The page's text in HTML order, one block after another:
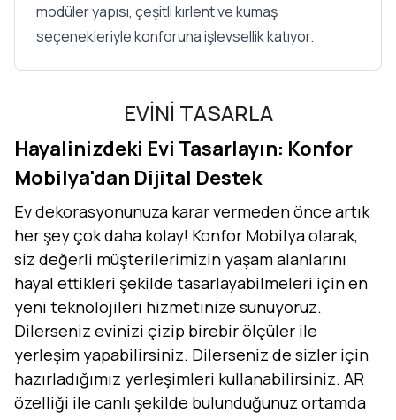
modüler yapısı, çeşitli kırlent ve kumaş
seçenekleriyle konforuna işlevsellik katıyor.
EVİNİ TASARLA
Hayalinizdeki Evi Tasarlayın: Konfor
Mobilya'dan Dijital Destek
Ev dekorasyonunuza karar vermeden önce artık
her şey çok daha kolay! Konfor Mobilya olarak,
siz değerli müşterilerimizin yaşam alanlarını
hayal ettikleri şekilde tasarlayabilmeleri için en
yeni teknolojileri hizmetinize sunuyoruz.
Dilerseniz evinizi çizip birebir ölçüler ile
yerleşim yapabilirsiniz. Dilerseniz de sizler için
hazırladığımız yerleşimleri kullanabilirsiniz. AR
özelliği ile canlı şekilde bulunduğunuz ortamda